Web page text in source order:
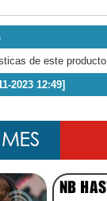
de este producto.
2023 12:49]